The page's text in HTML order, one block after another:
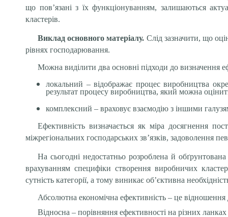
що пов’язані з їх функціонуванням, залишаються
кластерів.
Виклад основного матеріалу. Слід зазначити, що
рівнях господарювання.
Можна виділити два основні підходи до визначення
локальний – відображає процес виробництва
результат процесу виробництва, який можна
комплексний – враховує взаємодію з іншими
Ефективність визначається як міра досягнення
міжрегіональних господарських зв’язків, задоволення
На сьогодні недостатньо розроблена й
врахуванням специфіки створення виробничих
сутність категорії, а тому виникає об’єктивна
Абсолютна економічна ефективність – це
Відносна – порівняння ефективності на різних